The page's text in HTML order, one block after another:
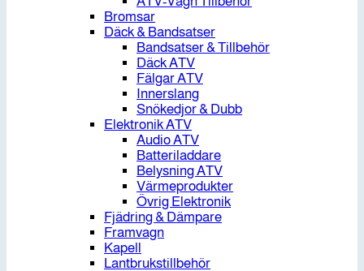
Bromsar
Däck & Bandsatser
Bandsatser & Tillbehör
Däck ATV
Fälgar ATV
Innerslang
Snökedjor & Dubb
Elektronik ATV
Audio ATV
Batteriladdare
Belysning ATV
Värmeprodukter
Övrig Elektronik
Fjädring & Dämpare
Framvagn
Kapell
Lantbrukstillbehör